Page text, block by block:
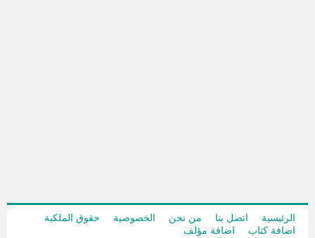
الرئيسية اتصل بنا من نحن الخصوصية
حقوق الملكية
اضافة كتاب
اضافة مؤلف